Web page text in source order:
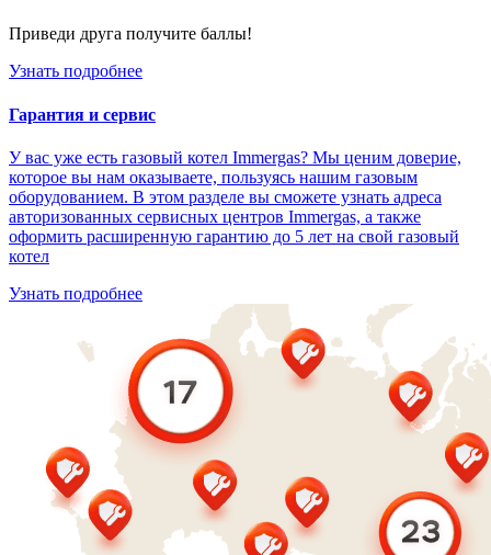
Приведи друга получите баллы!
Узнать подробнее
Гарантия и сервис
У вас уже есть газовый котел Immergas? Мы ценим доверие,
которое вы нам оказываете, пользуясь нашим газовым
оборудованием. В этом разделе вы сможете узнать адреса
авторизованных сервисных центров Immergas, а также
оформить расширенную гарантию до 5 лет на свой газовый
котел
Узнать подробнее